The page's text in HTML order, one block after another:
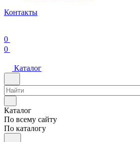
Контакты
0
0
Каталог
Каталог
По всему сайту
По каталогу